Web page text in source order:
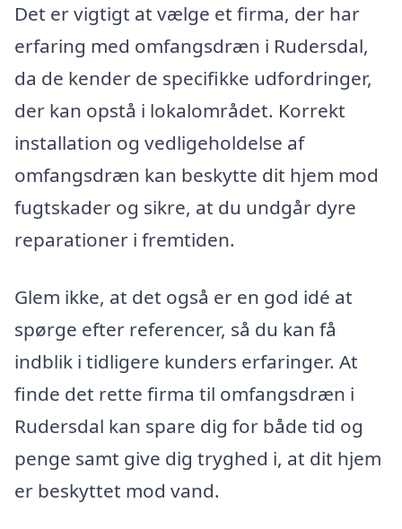
Det er vigtigt at vælge et firma, der har
erfaring med omfangsdræn i Rudersdal,
da de kender de specifikke udfordringer,
der kan opstå i lokalområdet. Korrekt
installation og vedligeholdelse af
omfangsdræn kan beskytte dit hjem mod
fugtskader og sikre, at du undgår dyre
reparationer i fremtiden.
Glem ikke, at det også er en god idé at
spørge efter referencer, så du kan få
indblik i tidligere kunders erfaringer. At
finde det rette firma til omfangsdræn i
Rudersdal kan spare dig for både tid og
penge samt give dig tryghed i, at dit hjem
er beskyttet mod vand.